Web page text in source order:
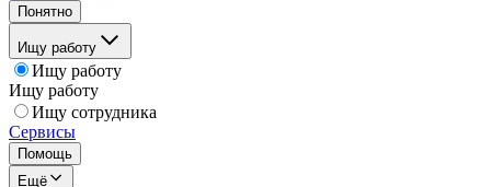
Понятно
Ищу работу
Ищу работу
Ищу работу
Ищу сотрудника
Сервисы
Помощь
Ещё